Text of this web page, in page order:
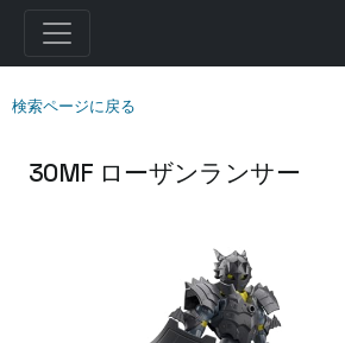
検索ページに戻る
30MF ローザンランサー